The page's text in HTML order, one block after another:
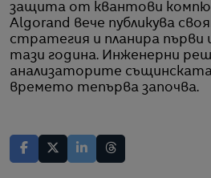
защита от квантови
Algorand вече публикува
стратегия и планира
тази година. Инженерни
анализаторите
времето тепърва започва.